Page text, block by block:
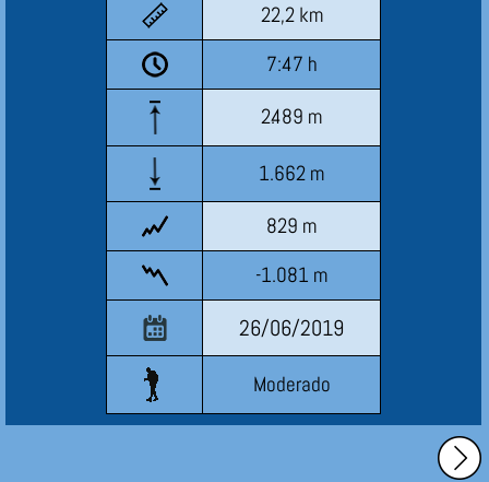
22,2 km
7:47 h
2.489 m
1.662 m
829 m
-1.081 m
26/06/2019
Moderado